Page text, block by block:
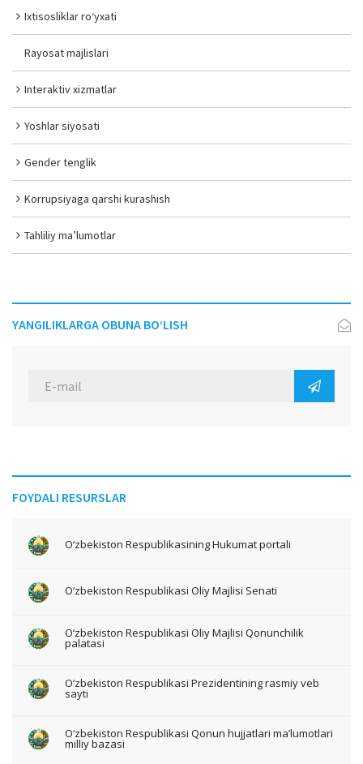
Ixtisosliklar ro‘yxati
Rayosat majlislari
Interaktiv xizmatlar
Yoshlar siyosati
Gender tenglik
Korrupsiyaga qarshi kurashish
Tahliliy ma’lumotlar
YANGILIKLARGA OBUNA BO‘LISH
FOYDALI RESURSLAR
O‘zbekiston Respublikasining Hukumat portali
O‘zbekiston Respublikasi Oliy Majlisi Senati
O‘zbekiston Respublikasi Oliy Majlisi Qonunchilik
palatasi
O‘zbekiston Respublikasi Prezidentining rasmiy veb
sayti
O‘zbekiston Respublikasi Qonun hujjatlari ma’lumotlari
milliy bazasi